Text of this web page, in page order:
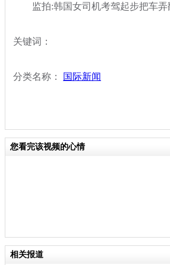
监拍:韩国女司机考驾起步把车弄
关键词：
分类名称： 国际新闻
您看完该视频的心情
相关报道